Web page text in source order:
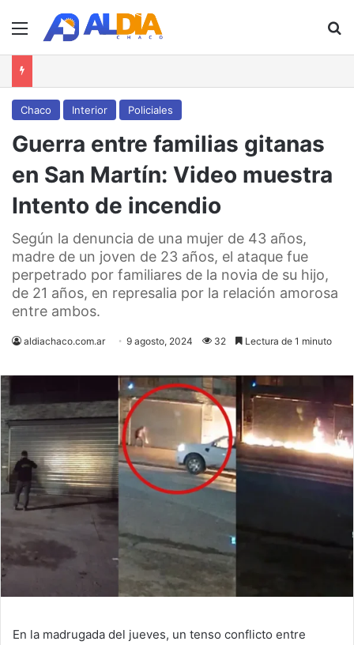
Menú
Chaco Interior Policiales
Guerra entre familias gitanas
en San Martín: Video muestra
Intento de incendio
Según la denuncia de una mujer de 43 años,
madre de un joven de 23 años, el ataque fue
perpetrado por familiares de la novia de su hijo,
de 21 años, en represalia por la relación amorosa
entre ambos.
aldiachaco.com.ar 9 agosto, 2024 32 Lectura de 1 minuto
En la madrugada del jueves, un tenso conflicto entre